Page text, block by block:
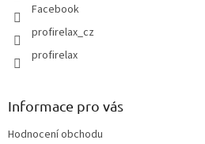
Facebook
profirelax_cz
profirelax
Informace pro vás
Hodnocení obchodu